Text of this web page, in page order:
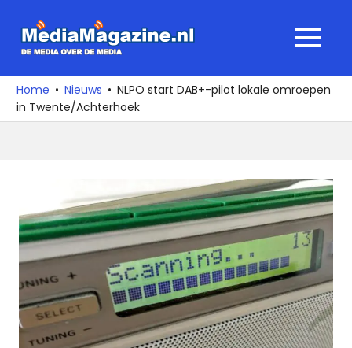
naar
media
over
de
MENU
Home Nieuws
NLPO start DAB+-pilot lokale omroepen
in Twente/Achterhoek